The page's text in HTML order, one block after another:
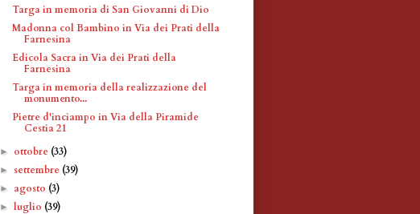
Targa in memoria di San Giovanni di Dio
Madonna col Bambino in Via dei Prati della
Farnesina
Edicola Sacra in Via dei Prati della
Farnesina
Targa in memoria della realizzazione del
monumento...
Pietre d'inciampo in Via della Piramide
Cestia 21
► ottobre (33)
► settembre (39)
► agosto (3)
►luglio (39)